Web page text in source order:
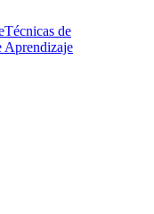
Técnicas de
Aprendizaje